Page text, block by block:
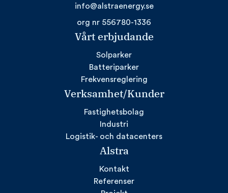
info@alstraenergy.se
org nr 556780-1336
Vårt erbjudande
Solparker
Batteriparker
Frekvensreglering
Verksamhet/Kunder
Fastighetsbolag
Industri
Logistik- och datacenters
Alstra
Kontakt
Referenser